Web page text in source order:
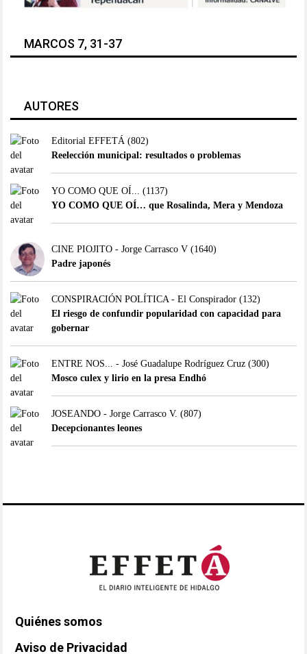
MARCOS 7, 31-37
AUTORES
Editorial EFFETÁ(802)
Reelección municipal: resultados o problemas
YO COMO QUE OÍ... (1137)
YO COMO QUE OÍ… que Rosalinda, Mera y Mendoza
CINE PIOJITO - Jorge Carrasco V(1640)
Padre japonés
CONSPIRACIÓN POLÍTICA - El Conspirador(132)
El riesgo de confundir popularidad con capacidad para
gobernar
ENTRE NOS... - José Guadalupe Rodríguez Cruz(300)
Mosco culex y lirio en la presa Endhó
JOSEANDO - Jorge Carrasco V. (807)
Decepcionantes leones
Quiénes somos
Aviso de Privacidad